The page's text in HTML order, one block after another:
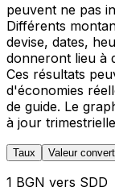
peuvent ne pas
Différents
devise, dates,
donneront lieu à
Ces résultats
d'économies
de guide. Le
à jour
Taux Valeur
1 BGN vers SDD